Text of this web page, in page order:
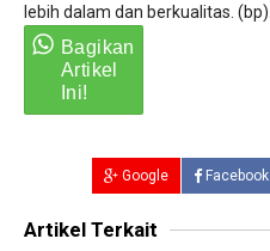
lebih dalam dan berkualitas. (bp).
Google Facebook
Artikel Terkait